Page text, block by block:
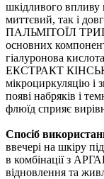
шкідливого впливу
миттєвий, так і
ПАЛЬМІТОЇЛ
основних
гіалуронова
ЕКСТРАКТ
мікроциркуляцію і
появі набряків і
флюїд сприяє
Спосіб
ввечері на шкіру
в комбінації з
відновлення та